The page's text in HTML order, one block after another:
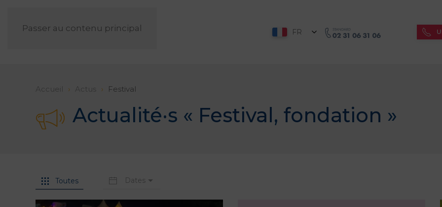
Passer au contenu principal FR
Accueil Actus Festival
Actualité·s « Festival, fondation »
Toutes Dates